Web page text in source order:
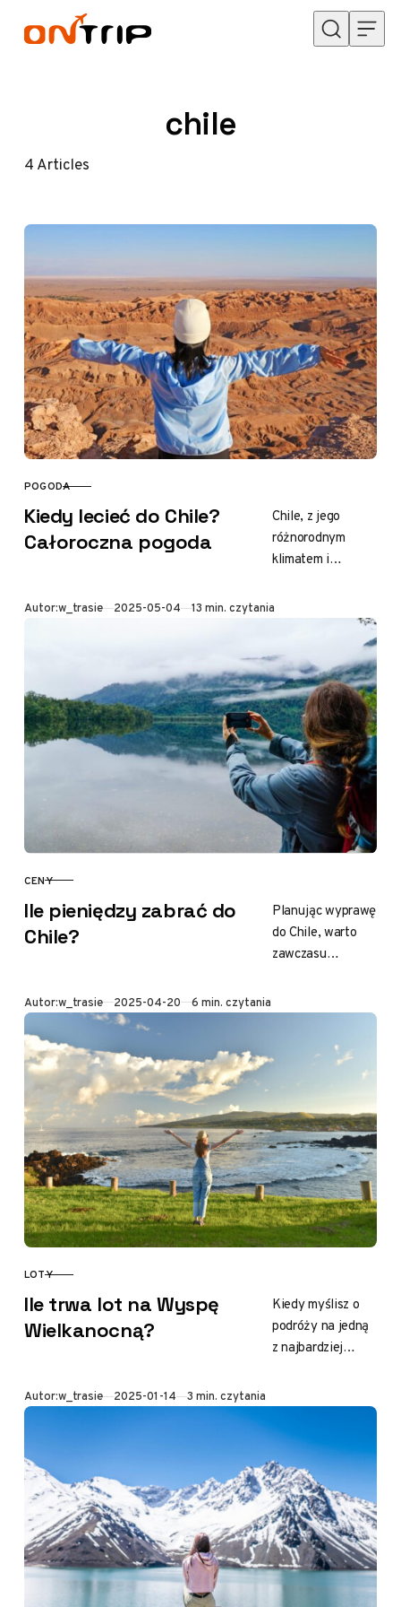
Przejdź do treści
chile
4Articles
KATEGORIA
POGODA
Kiedy lecieć do Chile?
Całoroczna pogoda
Chile, z jego
różnorodnym
klimatem i
stanowi
prawdziwą gratkę
dla podróżników.
Ten wąski pas
ziemi przyciąga
osoby
zafascynowane
przygodami…
Autor:w_trasie Opublikowano
2025-05-04 13 min. czytania
KATEGORIA
CENY
Ile pieniędzy zabrać do
Chile?
Planując wyprawę
do Chile, warto
zawczasu
finansowe. Ten
skrywa w sobie
nieprzebrane
bogactwo
krajobrazów –
od…
Autor:w_trasie Opublikowano
2025-04-20 6 min. czytania
KATEGORIA
LOTY
Ile trwa lot na Wyspę
Wielkanocną?
Kiedy myślisz o
podróży na jedną
z najbardziej
poczuć dreszczyku
emocji. Wyspa
Wielkanocna,
znana również…
Autor:w_trasie Opublikowano
2025-01-14 3 min. czytania